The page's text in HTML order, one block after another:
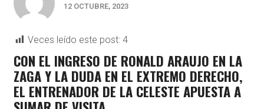
12 OCTUBRE, 2023
Veces leído este post: 4
CON EL INGRESO DE RONALD ARAUJO EN LA
ZAGA Y LA DUDA EN EL EXTREMO DERECHO,
EL ENTRENADOR DE LA CELESTE APUESTA A